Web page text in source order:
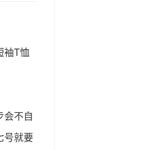
袖T恤
会不自
号就要